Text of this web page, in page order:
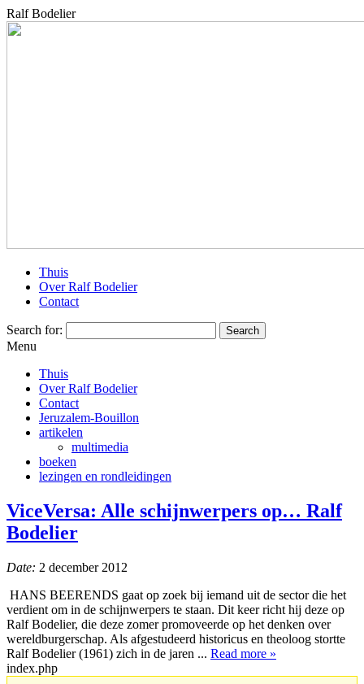
Ralf Bodelier
Thuis
Over Ralf Bodelier
Contact
Search for:
Menu
Thuis
Over Ralf Bodelier
Contact
Jeruzalem-Bouillon
artikelen
multimedia
boeken
lezingen en rondleidingen
ViceVersa: Alle schijnwerpers op… Ralf
Bodelier
Date: 2 december 2012
HANS BEERENDS gaat op zoek bij iemand uit de sector die het
verdient om in de schijnwerpers te staan. Dit keer richt hij deze op
Ralf Bodelier, die deze zomer promoveerde op het denken over
wereldburgerschap. Als afgestudeerd historicus en theoloog stortte
Ralf Bodelier (1961) zich in de jaren ... Read more »
index.php